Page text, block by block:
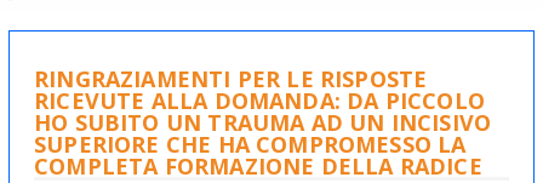
RINGRAZIAMENTI PER LE RISPOSTE
RICEVUTE ALLA DOMANDA: DA PICCOLO
HO SUBITO UN TRAUMA AD UN INCISIVO
SUPERIORE CHE HA COMPROMESSO LA
COMPLETA FORMAZIONE DELLA RADICE